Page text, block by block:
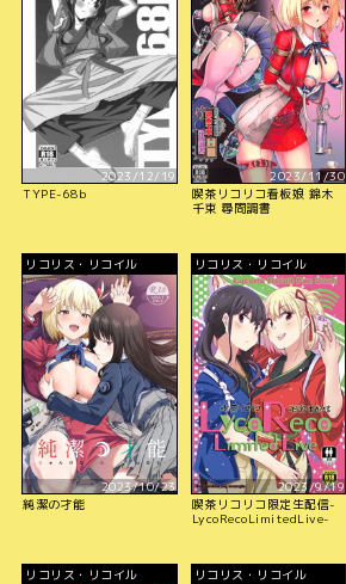
2023/12/19
TYPE-68b
2023/11/30
喫茶リコリコ看板娘 錦木
千束 尋問調書
リコリス・リコイル
2023/10/23
純潔の才能
リコリス・リコイル
2023/9/19
喫茶リコリコ限定生配信-
LycoRecoLimitedLive-
リコリス・リコイル リコリス・リコイル